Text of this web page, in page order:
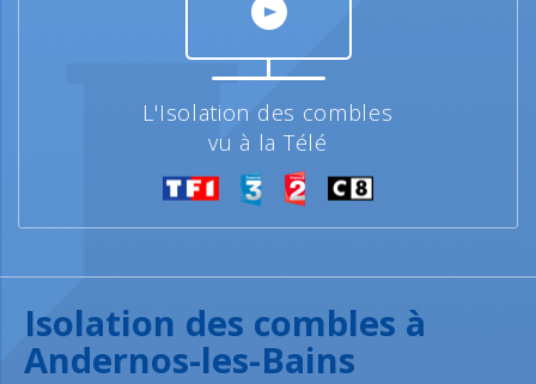
L'Isolation des combles
vu à la Télé
Isolation des combles à
Andernos-les-Bains